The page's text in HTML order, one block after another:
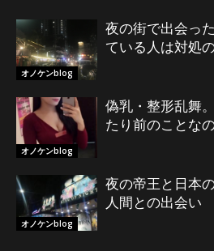
オノケンblog
夜の街で出会っ
ている人は対処
オノケンblog
偽乳・整形乱舞
たり前のことな
オノケンblog
夜の帝王と日本
人間との出会い